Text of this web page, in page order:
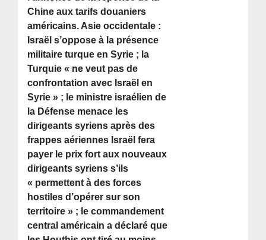
Chine aux tarifs douaniers
américains. Asie occidentale :
Israël s’oppose à la présence
militaire turque en Syrie ; la
Turquie « ne veut pas de
confrontation avec Israël en
Syrie » ; le ministre israélien de
la Défense menace les
dirigeants syriens après des
frappes aériennes Israël fera
payer le prix fort aux nouveaux
dirigeants syriens s’ils
« permettent à des forces
hostiles d’opérer sur son
territoire » ; le commandement
central américain a déclaré que